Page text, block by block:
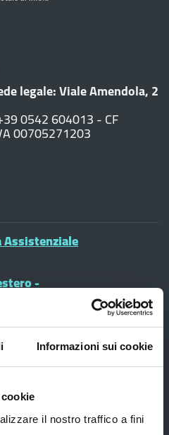
Informazioni sui cookie
il nostro traffico a fini
legale: Viale Amendola, 2
0542 604013 - CF
00705271203
-